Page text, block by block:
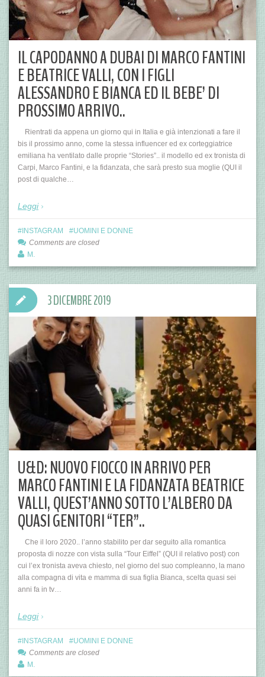
IL CAPODANNO A DUBAI DI MARCO FANTINI
E BEATRICE VALLI, CON I FIGLI
ALESSANDRO E BIANCA ED IL BEBE’ DI
PROSSIMO ARRIVO..
Rientrati da appena un giorno qui in Italia e già intenzionati a fare il
bis il prossimo anno, come la stessa influencer ed ex corteggiatrice
emiliana ha ventilato dalle proprie “Stories”.. il modello ed ex tronista di
Carpi, Marco Fantini, e la fidanzata, che sarà presto sua moglie (QUI il
post di qualche…
Leggi
INSTAGRAM
UOMINI E DONNE
Comments are closed
M.
U&D: NUOVO FIOCCO IN ARRIVO PER
MARCO FANTINI E LA FIDANZATA BEATRICE
VALLI, QUEST’ANNO SOTTO L’ALBERO DA
QUASI GENITORI “TER”..
Che il loro 2020.. l’anno stabilito per dar seguito alla romantica
proposta di nozze con vista sulla “Tour Eiffel” (QUI il relativo post) con
cui l’ex tronista aveva chiesto, nel giorno del suo compleanno, la mano
alla compagna di vita e mamma di sua figlia Bianca, scelta quasi sei
anni fa in tv…
Leggi
3 DICEMBRE 2019
INSTAGRAM
UOMINI E DONNE
Comments are closed
M.